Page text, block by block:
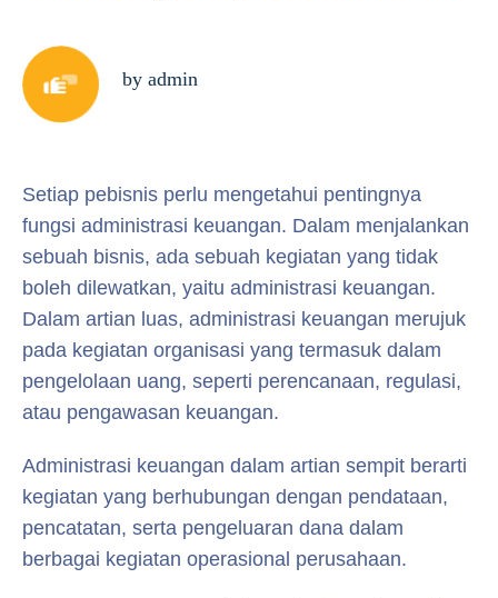
by admin
Setiap pebisnis perlu mengetahui pentingnya
fungsi administrasi keuangan. Dalam menjalankan
sebuah bisnis, ada sebuah kegiatan yang tidak
boleh dilewatkan, yaitu administrasi keuangan.
Dalam artian luas, administrasi keuangan merujuk
pada kegiatan organisasi yang termasuk dalam
pengelolaan uang, seperti perencanaan, regulasi,
atau pengawasan keuangan.
Administrasi keuangan dalam artian sempit berarti
kegiatan yang berhubungan dengan pendataan,
pencatatan, serta pengeluaran dana dalam
berbagai kegiatan operasional perusahaan.